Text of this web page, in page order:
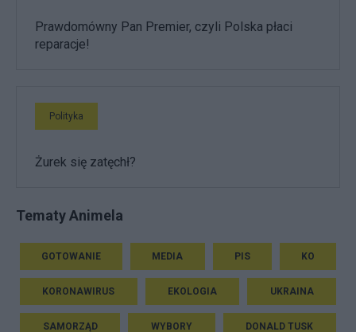
Prawdomówny Pan Premier, czyli Polska płaci
reparacje!
Polityka
Żurek się zatęchł?
Tematy Animela
GOTOWANIE MEDIA PIS KO
KORONAWIRUS EKOLOGIA UKRAINA
SAMORZĄD WYBORY DONALD TUSK